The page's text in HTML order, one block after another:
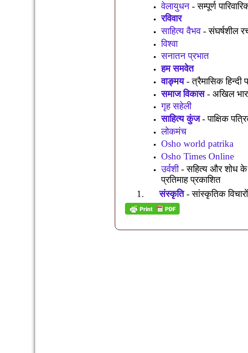
वेलायुधन -सम्पूर्ण
रविवार
साहित्य वैभव-संघर्षशील
विश्वा
सनातन प्रभात
हम समवेत
वाङ्मय-त्रैमासिक हिन्दी
समाज विकास-अखिल
गृह सहेली
साहित्य कुंज-पाक्षिक
लोकमंच
Osho world patrika
Osho Times Online
उर्वशी-सहित्य और शोध के
प्रतिमाह प्रकाशित
1.
संस्कृति-सांस्कृतिक विचारों